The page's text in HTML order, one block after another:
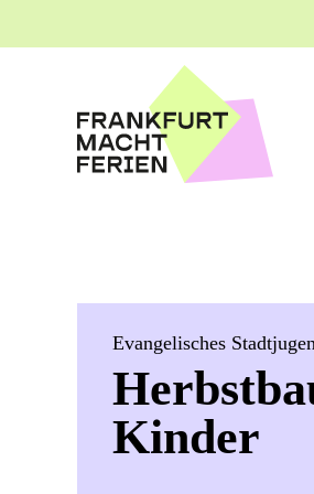
Evangelisches
Kinder